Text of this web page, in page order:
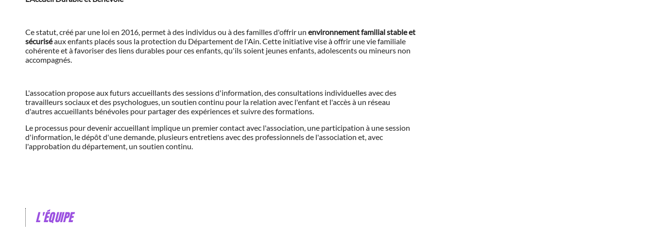
Ce statut, créé par une loi en 2016, permet à des individus ou à des familles d'offrir un environnement familial stable et
sécuriséaux enfants placés sous la protection du Département de l'Ain. Cette initiative vise à offrir une vie familiale
cohérente et à favoriser des liens durables pour ces enfants, qu'ils soient jeunes enfants, adolescents ou mineurs non
accompagnés.
L'assocation propose aux futurs accueillants des sessions d'information, des consultations individuelles avec des
travailleurs sociaux et des psychologues, un soutien continu pour la relation avec l'enfant et l'accès à un réseau
d'autres accueillants bénévoles pour partager des expériences et suivre des formations.
Le processus pour devenir accueillant implique un premier contact avec l'association, une participation à une session
d'information, le dépôt d'une demande, plusieurs entretiens avec des professionnels de l'association et, avec
l'approbation du département, un soutien continu.
L'ÉQUIPE